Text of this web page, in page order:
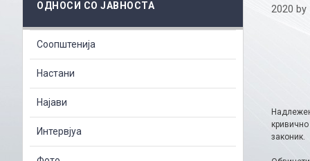
2020 by
законик.
ОДНОСИ СО ЈАВНОСТА
Соопштенија
Настани
Најави
Интервјуа